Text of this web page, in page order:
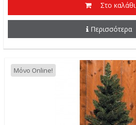
Στο καλάθι
Περισσότερα
Μόνο Online!